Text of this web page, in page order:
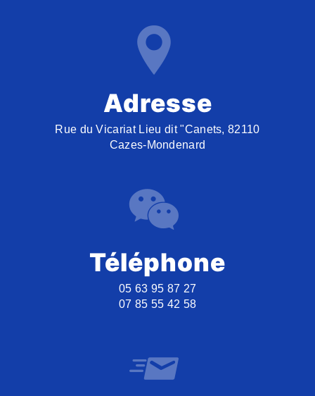
Adresse
Rue du Vicariat Lieu dit "Canets, 82110
Cazes-Mondenard
Téléphone
05 63 95 87 27
07 85 55 42 58